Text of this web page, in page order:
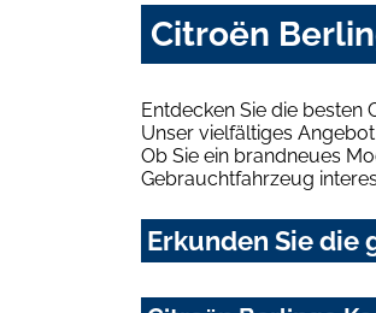
Citroën
Entdecken Sie die besten
Unser vielfältiges
Ob Sie ein brandneues
Gebrauchtfahrzeug
Erkunden Sie die